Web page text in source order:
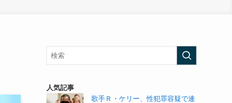
人気記事
歌手Ｒ・ケリー、性犯罪容疑で連